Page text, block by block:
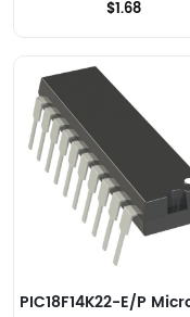
$1.68